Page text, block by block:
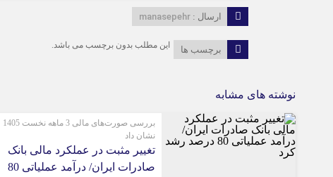
ارسال : manasepehr
برچسب ها این مطلب بدون برچسب می باشد.
نوشته های مشابه
بررسی صورت‌های مالی 3 ماهه نخست 1405
نشان داد
تغییر مثبت در عملکرد مالی بانک
صادرات ایران/ درآمد عملیاتی 80